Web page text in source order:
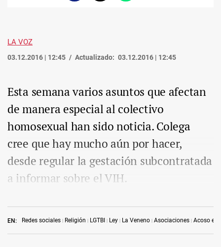
LA VOZ
03.12.2016 | 12:45 Actualizado: 03.12.2016 | 12:45
EN: Redes sociales Religión LGTBI Ley La Veneno Asociaciones Acoso
Esta semana varios asuntos que afectan
de manera especial al colectivo
homosexual han sido noticia. Colega
cree que hay mucho aún por hacer,
desde regular la gestación subcontratada
a informar sobre el VIH.